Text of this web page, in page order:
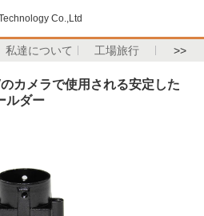
Co.,Ltd
私達について 工場旅行 >>
カメラで使用される安定した
ルダー